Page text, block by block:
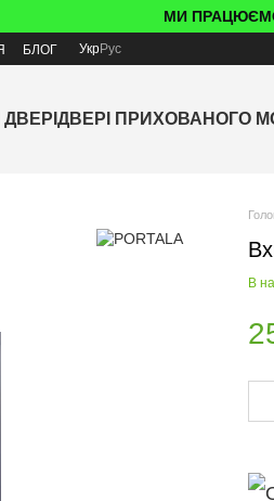
МИ
БЛОГ УкрРус
ДВЕРІ ПРИХОВАНОГО
В